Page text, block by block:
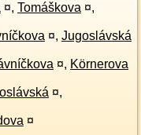
¤, Tomáškova ¤,
¤, Jugoslávská
¤, Körnerova
¤,
¤